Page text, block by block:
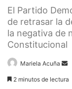
El Partido
de retrasar la
la negativa de
Constitucional
Mariela Acuña
2 minutos de lectura